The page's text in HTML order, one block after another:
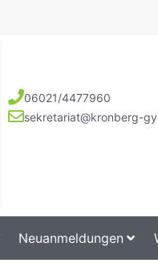
06021/4477960
sekretariat@kronberg-
Neuanmeldungen